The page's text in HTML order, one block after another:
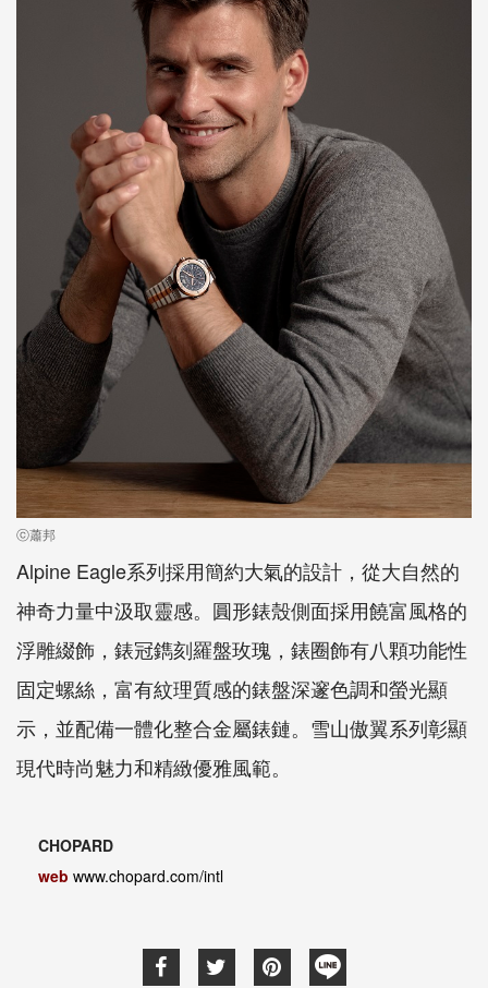
ⓒ蕭邦
Alpine Eagle系列採用簡約大氣的設計，從大自然的
神奇力量中汲取靈感。圓形錶殼側面採用饒富風格的
浮雕綴飾，錶冠鐫刻羅盤玫瑰，錶圈飾有八顆功能性
固定螺絲，富有紋理質感的錶盤深邃色調和螢光顯
示，並配備一體化整合金屬錶鏈。雪山傲翼系列彰顯
現代時尚魅力和精緻優雅風範。
CHOPARD
web www.chopard.com/intl